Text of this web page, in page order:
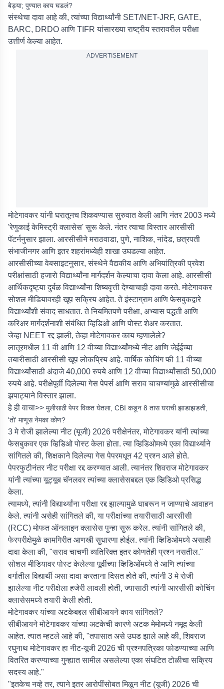
बेड्या; पुण्यात काय घडलं?
संस्थेचा दावा आहे की, त्यांच्या विद्यार्थ्यांनी SET/NET-JRF, GATE,
BARC, DRDO आणि TIFR यांसारख्या राष्ट्रीय स्तरावरील परीक्षा
उत्तीर्ण केल्या आहेत.
ADVERTISEMENT
मोटेगावकर यांनी घरातूनच शिकवण्यास सुरुवात केली आणि नंतर 2003 मध्ये
'रेणुकाई केमिस्ट्री क्लासेस' सुरू केले. नंतर त्याचा विस्तार आरसीसी
पॅटर्ननुसार झाला. आरसीसीने मराठवाडा, पुणे, नाशिक, नांदेड, छत्रपती
संभाजीनगर आणि इतर शहरांमध्येही शाखा उघडल्या आहेत.
आरसीसीच्या वेबसाइटनुसार, संस्थेने वैद्यकीय आणि अभियांत्रिकी प्रवेश
परीक्षांसाठी हजारो विद्यार्थ्यांना मार्गदर्शन केल्याचा दावा केला आहे. आरसीसी
आर्थिकदृष्ट्या दुर्बळ विद्यार्थ्यांना शिष्यवृत्ती देण्याचाही दावा करते. मोटेगावकर
सोशल मीडियावरही खूप सक्रिय आहेत. ते इंस्टाग्राम आणि फेसबुकद्वारे
विद्यार्थ्यांशी संवाद साधतात. ते नियमितपणे परीक्षा, अभ्यास पद्धती आणि
करिअर मार्गदर्शनाशी संबंधित व्हिडिओ आणि पोस्ट शेअर करतात.
जेव्हा NEET रद्द झाली, तेव्हा मोटेगावकर काय म्हणालेले?
लातूरमधील 11 वी आणि 12 वीच्या विद्यार्थ्यांमध्ये नीट आणि जेईईच्या
तयारीसाठी आरसीसी खूप लोकप्रिय आहे. वार्षिक कोचिंग फी 11 वीच्या
विद्यार्थ्यांसाठी अंदाजे 40,000 रुपये आणि 12 वीच्या विद्यार्थ्यांसाठी 50,000
रुपये आहे. परीक्षेपूर्वी दिलेल्या गेस पेपर्स आणि सराव चाचण्यांमुळे आरसीसीचा
झपाट्याने विस्तार झाला.
हे ही वाचा>> मुलीसाठी पेपर विकत घेतला, CBI कडून 8 तास घराची झाडाझडती,
'तो' माणूस नेमका कोण?
3 मे रोजी झालेल्या नीट (यूजी) 2026 परीक्षेनंतर, मोटेगावकर यांनी त्यांच्या
फेसबुकवर एक व्हिडिओ पोस्ट केला होता. त्या व्हिडिओमध्ये एका विद्यार्थ्याने
सांगितले की, शिक्षकाने दिलेल्या गेस पेपरमधून 42 प्रश्न आले होते.
पेपरफुटीनंतर नीट परीक्षा रद्द करण्यात आली. त्यानंतर शिवराज मोटेगावकर
यांनी त्यांच्या यूट्यूब चॅनलवर त्यांच्या क्लासेसबद्दल एक व्हिडिओ प्रसिद्ध
केला.
त्यामध्ये, त्यांनी विद्यार्थ्यांना परीक्षा रद्द झाल्यामुळे घाबरून न जाण्याचे आवाहन
केले. त्यांनी असेही सांगितले की, या परीक्षांच्या तयारीसाठी आरसीसी
(RCC) मोफत ऑनलाइन क्लासेस पुन्हा सुरू करेल. त्यांनी सांगितले की,
फेरपरीक्षेमुळे कामगिरीत आणखी सुधारणा होईल. त्यांनी व्हिडिओमध्ये असाही
दावा केला की, "सराव चाचणी व्यतिरिक्त इतर कोणतेही प्रश्न नसतील."
सोशल मीडियावर पोस्ट केलेल्या पूर्वीच्या व्हिडिओंमध्ये ते आणि त्यांच्या
वर्गातील विद्यार्थी असा दावा करताना दिसत होते की, त्यांनी 3 मे रोजी
झालेल्या नीट परीक्षेला हजेरी लावली होती, ज्यासाठी त्यांनी आरसीसी कोचिंग
क्लासेसमध्ये तयारी केली होती.
मोटेगावकर यांच्या अटकेबद्दल सीबीआयने काय सांगितले?
सीबीआयने मोटेगावकर यांच्या अटकेची कारणे अटक मेमोमध्ये नमूद केली
आहेत. त्यात म्हटले आहे की, "तपासात असे उघड झाले आहे की, शिवराज
रघुनाथ मोटेगावकर हा नीट-यूजी 2026 ची प्रश्नपत्रिका फोडण्याच्या आणि
वितरित करण्याच्या गुन्ह्यात सामील असलेल्या एका संघटित टोळीचा सक्रिय
सदस्य आहे."
"इतकेच नव्हे तर, त्याने इतर आरोपींसोबत मिळून नीट (यूजी) 2026 ची